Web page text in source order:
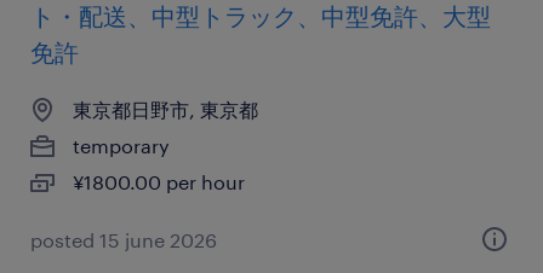
ト・配送、中型トラック、中型免許、大型
免許
東京都日野市, 東京都
temporary
¥1800.00 per hour
posted 15 june 2026